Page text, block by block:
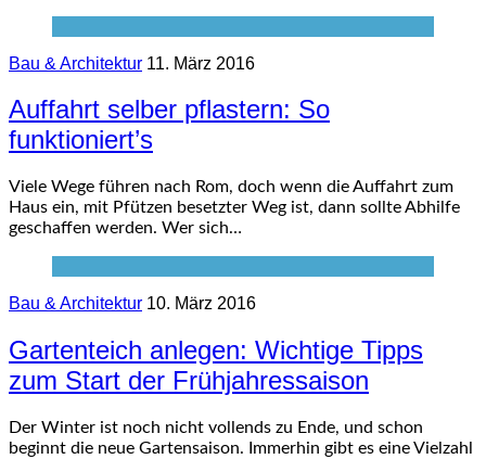
Bau & Architektur 11. März 2016
Auffahrt selber pflastern: So
funktioniert’s
Viele Wege führen nach Rom, doch wenn die Auffahrt zum
Haus ein, mit Pfützen besetzter Weg ist, dann sollte Abhilfe
geschaffen werden. Wer sich…
Bau & Architektur 10. März 2016
Gartenteich anlegen: Wichtige Tipps
zum Start der Frühjahressaison
Der Winter ist noch nicht vollends zu Ende, und schon
beginnt die neue Gartensaison. Immerhin gibt es eine Vielzahl